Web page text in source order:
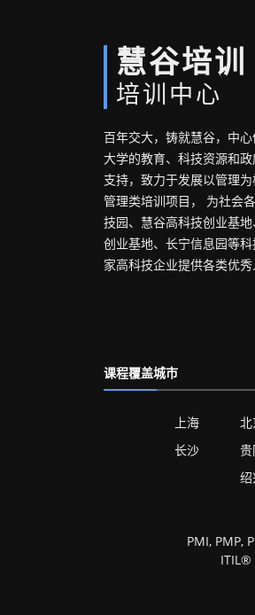
慧谷培训
培训中心
百年交大，铸就慧谷，中
大学的教育、科技资源和
支持，致力于发展以管理
管理类培训项目， 为社会
技园、慧谷高科技创业基
创业基地、长宁信息园等
家高科技企业提供各类优秀
课程覆盖城市
上海
长沙
贵
PMI, PMP,
ITIL®